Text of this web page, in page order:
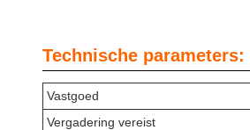
Technische parameters:
Vastgoed
Vergadering vereist